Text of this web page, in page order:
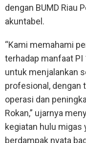
dengan BUMD Riau
akuntabel.
“Kami memahami
terhadap manfaat
untuk menjalankan
profesional, dengan
operasi dan
Rokan,” ujarnya
kegiatan hulu migas
berdampak nyata